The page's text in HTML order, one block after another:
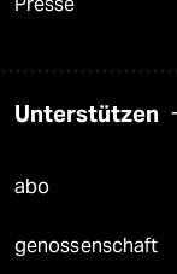
Unterstützen
abo
genossenschaft